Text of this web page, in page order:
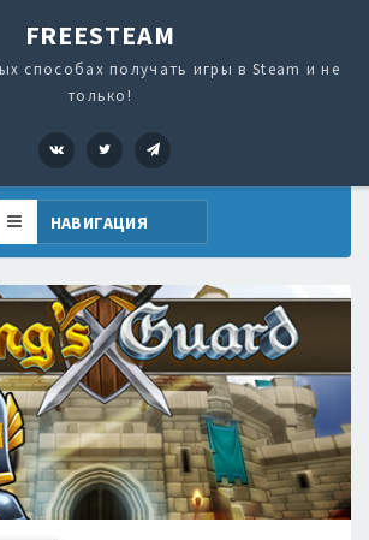
FREESTEAM
способах получать игры в Steam и не
только!
VK Twitter